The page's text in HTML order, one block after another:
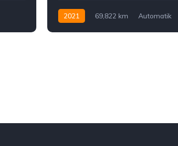
2021 69,822 km
Automatik